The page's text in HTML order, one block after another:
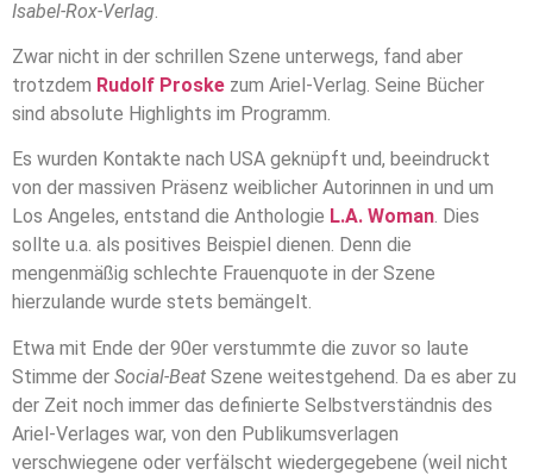
Isabel-Rox-Verlag
Zwar nicht in der schrillen Szene unterwegs, fand aber
trotzdem Rudolf Proske zum Ariel-Verlag. Seine Bücher
sind absolute Highlights im Programm.
Es wurden Kontakte nach USA geknüpft und, beeindruckt
von der massiven Präsenz weiblicher Autorinnen in und um
Los Angeles, entstand die Anthologie L.A. Woman. Dies
sollte u.a. als positives Beispiel dienen. Denn die
mengenmäßig schlechte Frauenquote in der Szene
hierzulande wurde stets bemängelt.
Etwa mit Ende der 90er verstummte die zuvor so laute
Stimme der Social-Beat Szene weitestgehend. Da es aber zu
der Zeit noch immer das definierte Selbstverständnis des
Ariel-Verlages war, von den Publikumsverlagen
verschwiegene oder verfälscht wiedergegebene (weil nicht